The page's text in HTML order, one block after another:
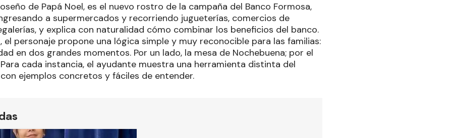
de Papá Noel, es el nuevo rostro de la campaña del Banco Formosa,
a supermercados y recorriendo jugueterías, comercios de
y explica con naturalidad cómo combinar los beneficios del banco.
el personaje propone una lógica simple y muy reconocible para las familias:
en dos grandes momentos. Por un lado, la mesa de Nochebuena; por el
cada instancia, el ayudante muestra una herramienta distinta del
ejemplos concretos y fáciles de entender.